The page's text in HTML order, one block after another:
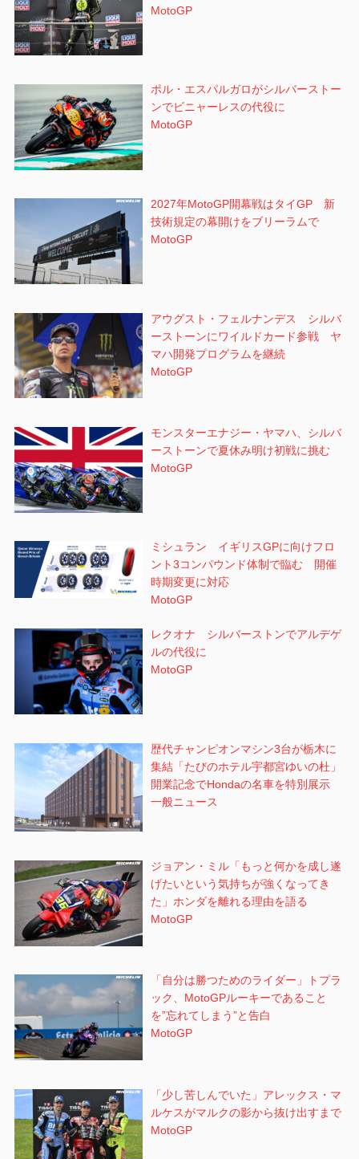
MotoGP
ポル・エスパルガロがシルバーストー
ンでビニャーレスの代役に
MotoGP
2027年MotoGP開幕戦はタイGP 新
技術規定の幕開けをブリーラムで
MotoGP
アウグスト・フェルナンデス シルバ
ーストーンにワイルドカード参戦 ヤ
マハ開発プログラムを継続
MotoGP
モンスターエナジー・ヤマハ、シルバ
ーストーンで夏休み明け初戦に挑む
MotoGP
ミシュラン イギリスGPに向けフロ
ント3コンパウンド体制で臨む 開催
時期変更に対応
MotoGP
レクオナ シルバーストンでアルデゲ
ルの代役に
MotoGP
歴代チャンピオンマシン3台が栃木に
集結「たびのホテル宇都宮ゆいの杜」
開業記念でHondaの名車を特別展示
一般ニュース
ジョアン・ミル「もっと何かを成し遂
げたいという気持ちが強くなってき
た」ホンダを離れる理由を語る
MotoGP
「自分は勝つためのライダー」トプラ
ック、MotoGPルーキーであること
を”忘れてしまう”と告白
MotoGP
「少し苦しんでいた」アレックス・マ
ルケスがマルクの影から抜け出すまで
MotoGP